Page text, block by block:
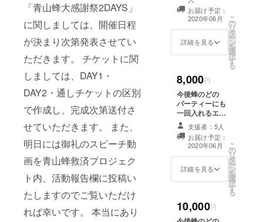
「青山蜂大感謝祭2DAYS」
に関しましては、開催日程
が決まり次第発表させてい
ただきます。 チケットに関
しましては、DAY1・
DAY2・通しチケットの区別
で作成し、完成次第送付さ
せていただきます。 また、
明日には御礼のスピーチ動
画を青山蜂救済プロジェク
ト内、活動報告欄に投稿い
たしますのでご覧いただけ
れば幸いです。 本当にあり
ケット５枚 ※貸
切パーティーは
入れません。 ＊
しは営業再開
後、郵送となり
なります
お届け予定：
2020年06月
詳細を見る
こ
の
リ
タ
ー
ン
を
選
択
す
る
8,000円
今後蜂のどの
パーティーにも
一回入れるエン
トランスチケッ
ト & 1ドリンク
チケット＆テ
キーラショット
１０杯with当店
スタッフと乾杯
※貸切パーティー
は入れません。
＊チケットのお
支援者：5人
お届け予定：
2020年06月
詳細を見る
こ
の
リ
タ
ー
ン
を
選
択
す
る
10,000円